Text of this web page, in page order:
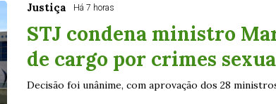
Justiça Há 7 horas
STJ condena ministro
de cargo por crimes
Decisão foi unânime, com aprovação dos 28